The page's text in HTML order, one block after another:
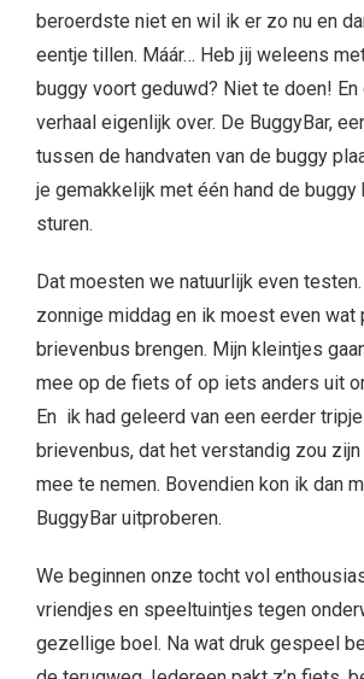
beroerdste niet en wil ik er zo nu en
eentje tillen. Máár… Heb jij weleens
buggy voort geduwd? Niet te doen! En
verhaal eigenlijk over. De BuggyBar,
tussen de handvaten van de buggy
je gemakkelijk met één hand de buggy
sturen.
Dat moesten we natuurlijk even
zonnige middag en ik moest even wat
brievenbus brengen. Mijn kleintjes
mee op de fiets of op iets anders uit
En ik had geleerd van een eerder
brievenbus, dat het verstandig zou
mee te nemen. Bovendien kon ik dan
BuggyBar uitproberen.
We beginnen onze tocht vol
vriendjes en speeltuintjes tegen
gezellige boel. Na wat druk gespeel